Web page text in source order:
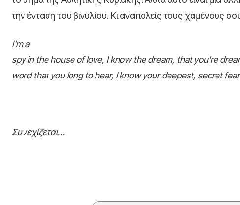
την ένταση του βινυλίου. Κι αναπολείς τους χαμένους
I'm a
spy in the house of love, I know the dream, that you're
word that you long to hear, I know your deepest, secret
Συνεχίζεται…